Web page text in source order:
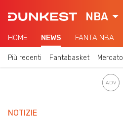
NBA
HOME NEWS FANTA NBA
Più recenti Fantabasket Mercato
NOTIZIE